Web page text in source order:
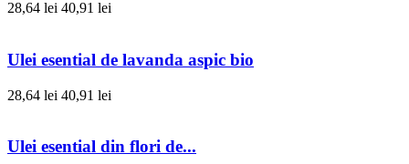
28,64 lei 40,91 lei
Ulei esential de lavanda aspic bio
28,64 lei 40,91 lei
Ulei esential din flori de...